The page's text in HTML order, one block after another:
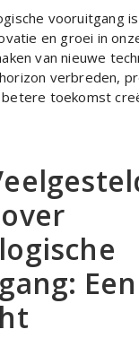
vooruitgang
en groei in
van nieuwe
verbreden,
betere toekomst
Een